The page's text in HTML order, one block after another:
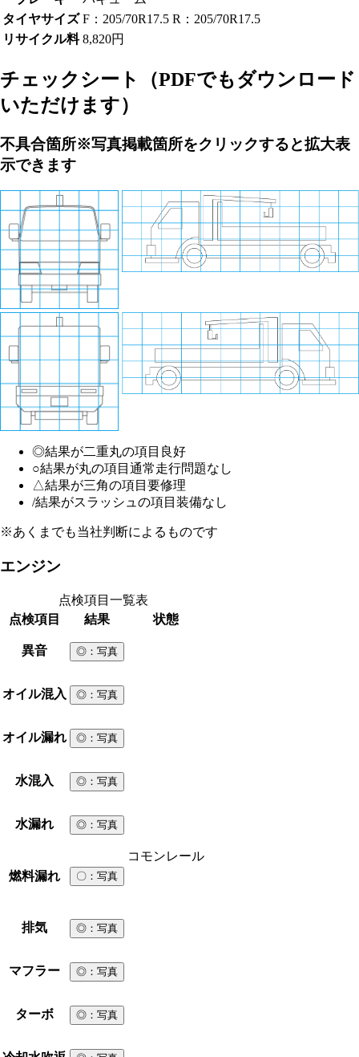
タイヤサイズ F：205/70R17.5 R：205/70R17.5
リサイクル料 8,820円
チェックシート
（PDFでもダウンロード
いただけます）
不具合箇所※写真掲載箇所をクリックすると拡大表
示できます
◎結果が二重丸の項目 良好
○結果が丸の項目 通常走行問題なし
△結果が三角の項目 要修理
/結果がスラッシュの項目 装備なし
※あくまでも当社判断によるものです
エンジン
点検項目一覧表
点検項目
結果 状態
異音 ◎ ：写真
オイル混入 ◎ ：写真
オイル漏れ ◎ ：写真
水混入 ◎ ：写真
水漏れ ◎ ：写真
燃料漏れ 〇 ：写真
コモンレール
排気 ◎ ：写真
マフラー ◎ ：写真
ターボ ◎ ：写真